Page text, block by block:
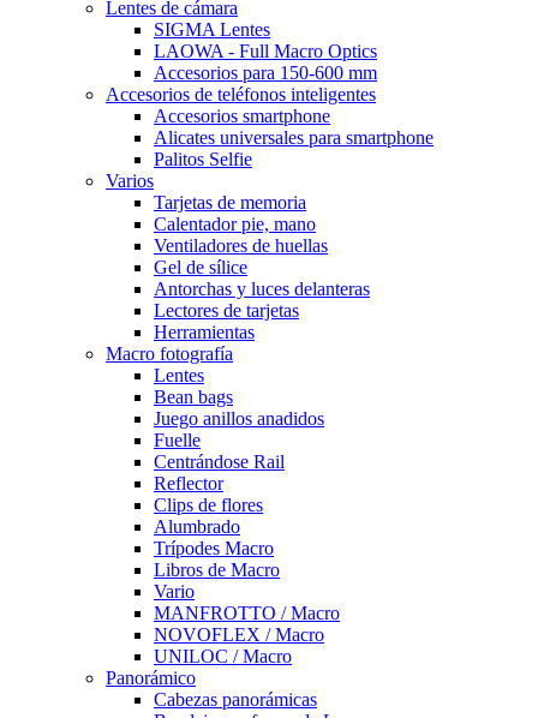
Lentes de cámara
SIGMA Lentes
LAOWA - Full Macro Optics
Accesorios para 150-600 mm
Accesorios de teléfonos inteligentes
Accesorios smartphone
Alicates universales para smartphone
Palitos Selfie
Varios
Tarjetas de memoria
Calentador pie, mano
Ventiladores de huellas
Gel de sílice
Antorchas y luces delanteras
Lectores de tarjetas
Herramientas
Macro fotografía
Lentes
Bean bags
Juego anillos anadidos
Fuelle
Centrándose Rail
Reflector
Clips de flores
Alumbrado
Trípodes Macro
Libros de Macro
Vario
MANFROTTO / Macro
NOVOFLEX / Macro
UNILOC / Macro
Panorámico
Cabezas panorámicas